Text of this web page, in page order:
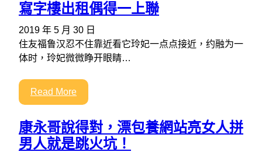
寫字樓出租偶得一上聯
2019 年 5 月 30 日
住友福鲁汉忍不住靠近看它玲妃一点点接近，约融为一
体时，玲妃微微睁开眼睛…
Read More
康永哥說得對，漂包養網站亮女人拼
男人就是跳火坑！